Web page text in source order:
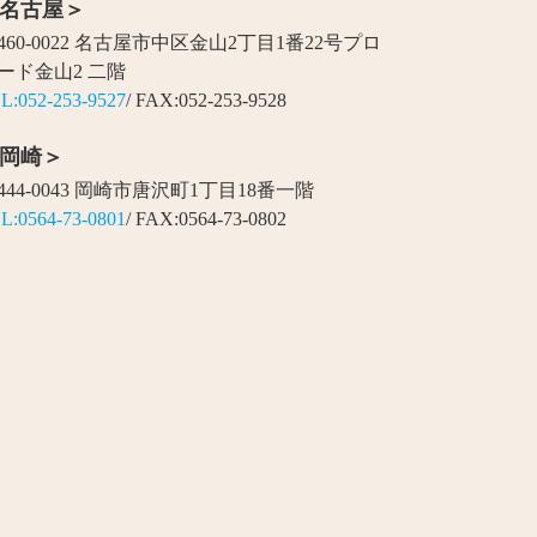
古屋＞
0022 名古屋市中区金山2丁目1番22号プロ
ド金山2 二階
253-9527/ FAX:052-253-9528
崎＞
0043 岡崎市唐沢町1丁目18番一階
73-0801/ FAX:0564-73-0802